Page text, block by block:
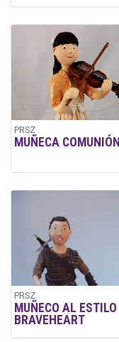
PRSZ
MUÑECA COMUNIÓN
PRSZ
MUÑECO AL ESTILO
BRAVEHEART